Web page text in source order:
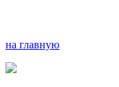
на главную